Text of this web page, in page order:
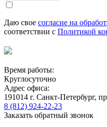
Даю свое согласие на
соответствии с Политикой
Время работы:
Круглосуточно
Адрес офиса:
191014 г. Санкт-Петербург,
8 (812) 924-22-23
Заказать обратный звонок